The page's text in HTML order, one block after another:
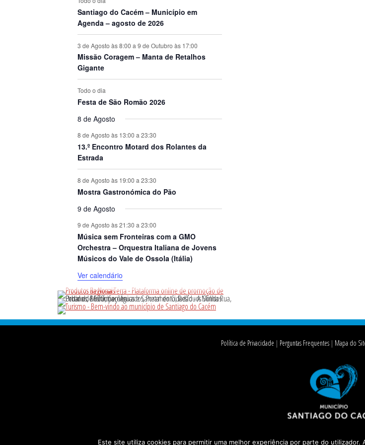
Santiago do Cacém – Município em
Agenda – agosto de 2026
3 de Agosto às 8:00 a 9 de Outubro às 17:00
Missão Coragem – Manta de Retalhos
Gigante
Todo o dia
Festa de São Romão 2026
8 de Agosto
8 de Agosto às 13:00 a 23:30
13.º Encontro Motard dos Rolantes da
Estrada
8 de Agosto às 19:00 a 23:30
Mostra Gastronómica do Pão
9 de Agosto
9 de Agosto às 21:30 a 23:00
Música sem Fronteiras com a GMO
Orchestra – Orquestra Italiana de Jovens
Músicos do Vale de Ossola (Itália)
Ver calendário
Footer
Política de Privacidade Perguntas Frequentes Mapa do
© 2026 ·
Câmara Municipal de
Este site utiliza cookies para permitir uma melhor experiência por parte do